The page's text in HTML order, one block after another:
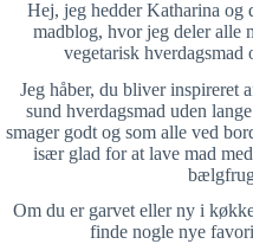
Hej, jeg hedder Katharina og
madblog, hvor jeg deler alle
vegetarisk
Jeg håber, du bliver inspireret
sund hverdagsmad uden
smager godt og som alle ved
især glad for at lave mad
Om du er garvet eller ny i
finde nogle nye